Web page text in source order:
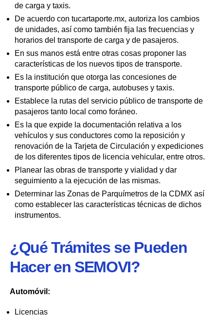
de carga y taxis.
De acuerdo con tucartaporte.mx, autoriza los cambios
de unidades, así como también fija las frecuencias y
horarios del transporte de carga y de pasajeros.
En sus manos está entre otras cosas proponer las
características de los nuevos tipos de transporte.
Es la institución que otorga las concesiones de
transporte público de carga, autobuses y taxis.
Establece la rutas del servicio público de transporte de
pasajeros tanto local como foráneo.
Es la que expide la documentación relativa a los
vehículos y sus conductores como la reposición y
renovación de la Tarjeta de Circulación y expediciones
de los diferentes tipos de licencia vehicular, entre otros.
Planear las obras de transporte y vialidad y dar
seguimiento a la ejecución de las mismas.
Determinar las Zonas de Parquímetros de la CDMX así
como establecer las características técnicas de dichos
instrumentos.
¿Qué Trámites se Pueden
Hacer en SEMOVI?
Automóvil:
Licencias